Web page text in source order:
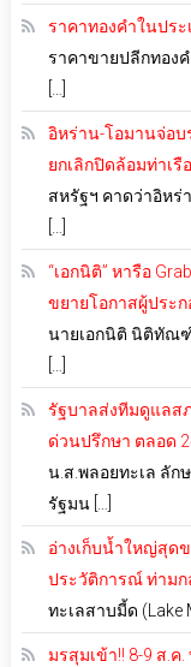
ราคาทองคำในปร
ราคาขายปลีกทอง
อิหร่าน-โอมานจ่อ
ยกเลิกปิดล้อมท่าเรือ
สหรัฐฯ คาดว่าอิหร่
“เอกนิติ” หารือ
ขยายโอกาสผู้ประก
นายเอกนิติ นิติทัณ
รัฐบาลส่งทีมดูแลส
ด่วนปรึกษา ตลอด
น.ส.พลอยทะเล ลัก
รัฐมน […]
อ่างเก็บน้ำใหญ่สุด
ประวัติการณ์ ท่ามก
ทะเลสาบมี้ด (Lake
มรสุมเข้า!! 8-9 ส.ค